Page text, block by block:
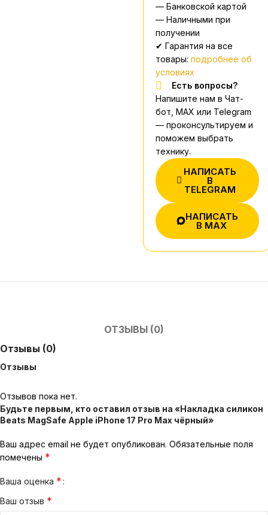
— Банковской картой
— Наличными при
получении
✔ Гарантия на все
товары: подробнее об
условиях
Есть вопросы?
Напишите нам в Чат-
бот, MAX или Telegram
— проконсультируем и
поможем выбрать
технику.
НАПИСАТЬ
В
TELEGRAM
НАПИСАТЬ
В MAX
ОТЗЫВЫ (0)
Отзывы (0)
Отзывы
Отзывов пока нет.
Будьте первым, кто оставил отзыв на «Накладка силикон
Beats MagSafe Apple iPhone 17 Pro Max чёрный»
Ваш адрес email не будет опубликован. Обязательные поля
помечены *
Ваша оценка *
Ваш отзыв *